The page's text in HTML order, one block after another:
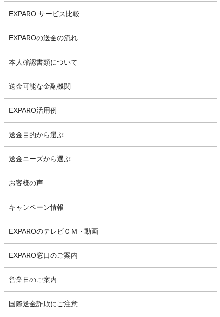
EXPARO サービス比較
EXPAROの送金の流れ
本人確認書類について
送金可能な金融機関
EXPARO活用例
送金目的から選ぶ
送金ニーズから選ぶ
お客様の声
キャンペーン情報
EXPAROのテレビＣＭ・動画
EXPARO窓口のご案内
営業日のご案内
国際送金詐欺にご注意